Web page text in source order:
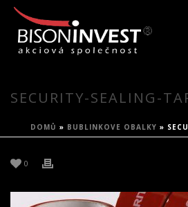
SECURITY-SEALING-
DOMŮ » BUBLINKOVE OBALKY »
0